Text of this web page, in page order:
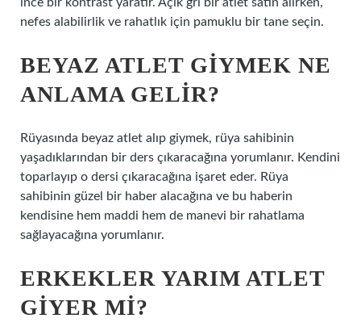
nefes alabilirlik ve rahatlık için pamuklu bir tane seçin.
BEYAZ ATLET GIYMEK NE
ANLAMA GELIR?
Rüyasında beyaz atlet alıp giymek, rüya sahibinin
yaşadıklarından bir ders çıkaracağına yorumlanır. Kendini
toparlayıp o dersi çıkaracağına işaret eder. Rüya
sahibinin güzel bir haber alacağına ve bu haberin
kendisine hem maddi hem de manevi bir rahatlama
sağlayacağına yorumlanır.
ERKEKLER YARIM ATLET
GIYER MI?